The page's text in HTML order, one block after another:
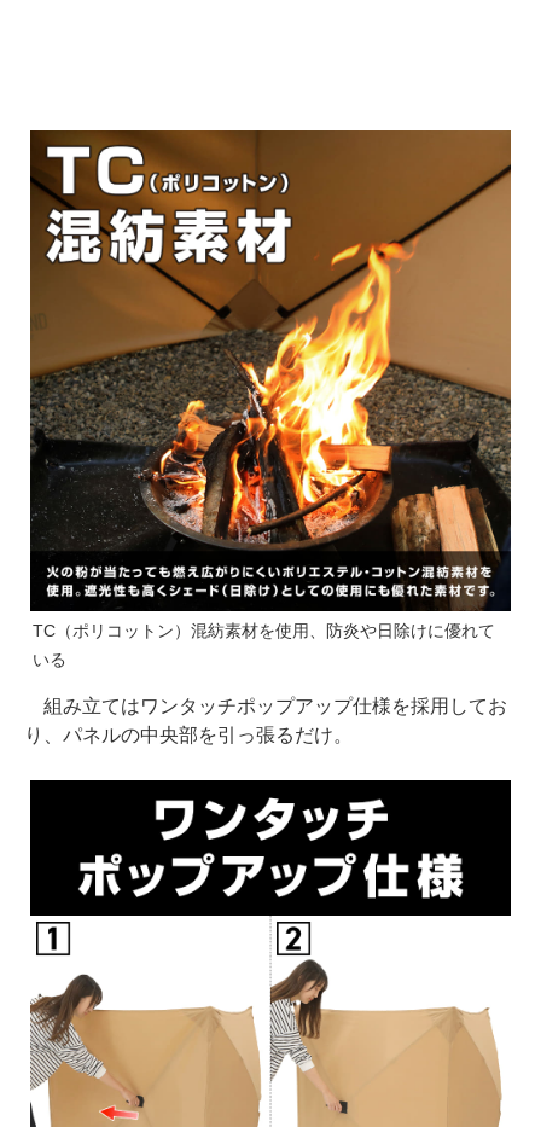
TC（ポリコットン）混紡素材を使用、防炎や日除けに優れて
いる
組み立てはワンタッチポップアップ仕様を採用してお
り、パネルの中央部を引っ張るだけ。